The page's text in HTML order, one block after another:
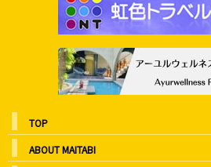
TOP
ABOUT MAITABI